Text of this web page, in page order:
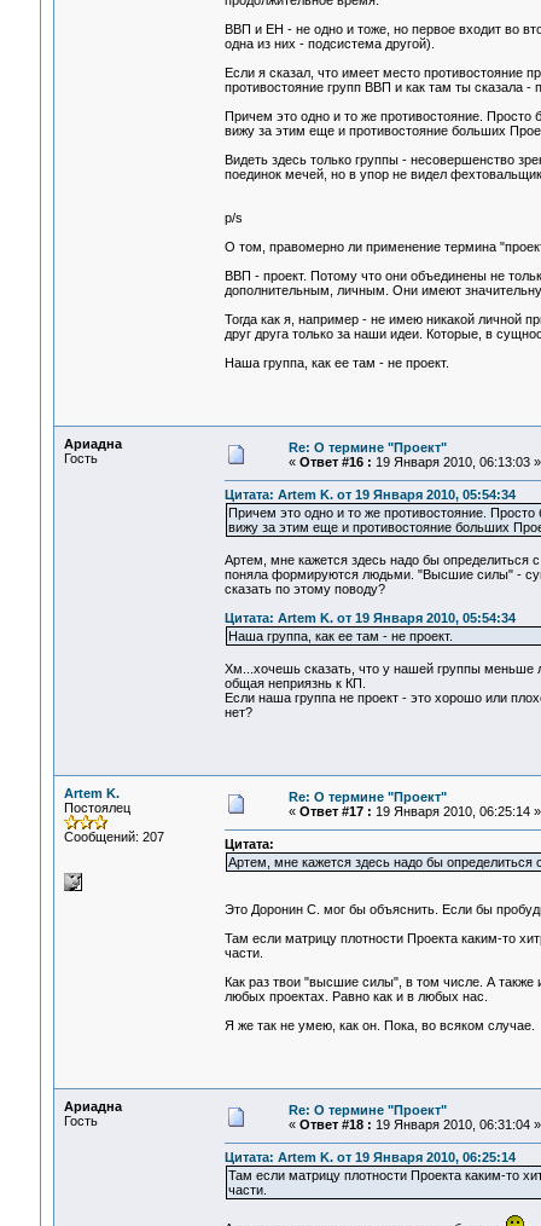
ВВП и ЕН - не одно и тоже, но первое входит во
одна из них - подсистема другой).
Если я сказал, что имеет место противостояние
противостояние групп ВВП и как там ты сказала -
Причем это одно и то же противостояние.
вижу за этим еще и противостояние больших
Видеть здесь только группы - несовершенство
поединок мечей, но в упор не видел
p/s
О том, правомерно ли применение термина
ВВП - проект. Потому что они объединены не
дополнительным, личным. Они имеют
Тогда как я, например - не имею никакой личной
друг друга только за наши идеи. Которые, в
Наша группа, как ее там - не проект.
Ариадна
Гость
Re: О термине "Проект"
« Ответ #16 : 19 Января 2010, 06:13:03 »
Цитата: Artem K. от 19 Января 2010, 05:54:34
Причем это одно и то же противостояние.
вижу за этим еще и противостояние больших
Артем, мне кажется здесь надо бы определиться
поняла формируются людьми. "Высшие силы" -
сказать по этому поводу?
Цитата: Artem K. от 19 Января 2010, 05:54:34
Наша группа, как ее там - не проект.
Хм...хочешь сказать, что у нашей группы меньше
общая неприязнь к КП.
Если наша группа не проект - это хорошо или
нет?
Artem K.
Постоялец
Сообщений: 207
Re: О термине "Проект"
« Ответ #17 : 19 Января 2010, 06:25:14 »
Цитата:
Артем, мне кажется здесь надо бы
Это Доронин С. мог бы объяснить. Если бы
Там если матрицу плотности Проекта каким-то
части.
Как раз твои "высшие силы", в том числе. А
любых проектах. Равно как и в любых нас.
Я же так не умею, как он. Пока, во всяком случае.
Ариадна
Гость
Re: О термине "Проект"
« Ответ #18 : 19 Января 2010, 06:31:04 »
Цитата: Artem K. от 19 Января 2010, 06:25:14
Там если матрицу плотности Проекта каким-то
части.